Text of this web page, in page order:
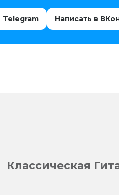
Telegram Написать в
Классическая